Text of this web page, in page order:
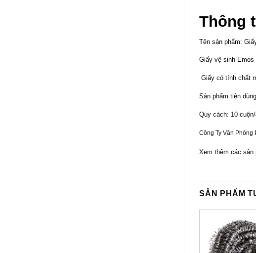
Thông
Tên sản phẩm:
Giấy vệ sinh
Giấy có tính chất
Sản phẩm tiện
Quy cách: 10
Công Ty Văn Phòng
Xem thêm các sản
SẢN PHẨM